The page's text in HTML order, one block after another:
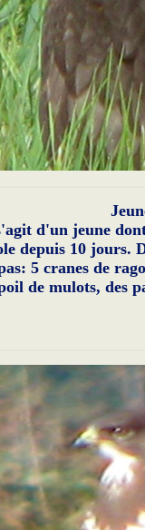
d'un jeune
depuis 10 jours.
5 cranes de
de mulots, des